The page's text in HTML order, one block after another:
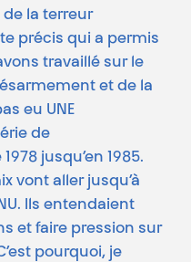
de la terreur
précis qui a permis
travaillé sur le
et de la
eu UNE
de
jusqu’en 1985.
vont aller jusqu’à
Ils entendaient
et faire pression sur
pourquoi, je